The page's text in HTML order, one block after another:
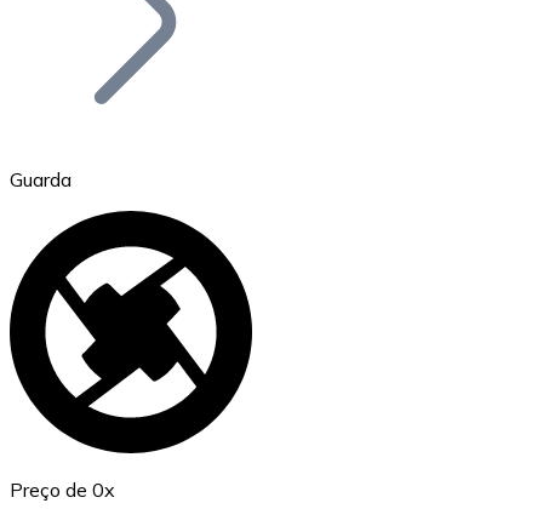
Ethereum
ETH
Guarda
Preço de 0x